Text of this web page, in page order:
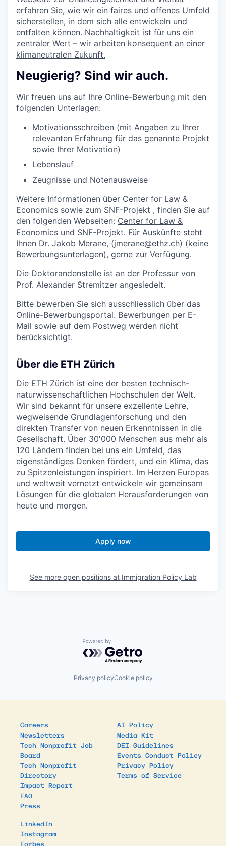
erfahren Sie, wie wir ein faires und offenes Umfeld
sicherstellen, in dem sich alle entwickeln und
entfalten können. Nachhaltigkeit ist für uns ein
zentraler Wert – wir arbeiten konsequent an einer
klimaneutralen Zukunft.
Neugierig? Sind wir auch.
Wir freuen uns auf Ihre Online-Bewerbung mit den
folgenden Unterlagen:
Motivationsschreiben (mit Angaben zu Ihrer
relevanten Erfahrung für das genannte Projekt
sowie Ihrer Motivation)
Lebenslauf
Zeugnisse und Notenausweise
Weitere Informationen über Center for Law &
Economics sowie zum SNF-Projekt , finden Sie auf
den folgenden Webseiten: Center for Law &
Economics und SNF-Projekt. Für Auskünfte steht
Ihnen Dr. Jakob Merane, (jmerane@ethz.ch) (keine
Bewerbungsunterlagen), gerne zur Verfügung.
Die Doktorandenstelle ist an der Professur von
Prof. Alexander Stremitzer angesiedelt.
Bitte bewerben Sie sich ausschliesslich über das
Online-Bewerbungsportal. Bewerbungen per E-
Mail sowie auf dem Postweg werden nicht
berücksichtigt.
Über die ETH Zürich
Die ETH Zürich ist eine der besten technisch-
naturwissenschaftlichen Hochschulen der Welt.
Wir sind bekannt für unsere exzellente Lehre,
wegweisende Grundlagenforschung und den
direkten Transfer von neuen Erkenntnissen in die
Gesellschaft. Über 30'000 Menschen aus mehr als
120 Ländern finden bei uns ein Umfeld, das
eigenständiges Denken fördert, und ein Klima, das
zu Spitzenleistungen inspiriert. Im Herzen Europas
und weltweit vernetzt entwickeln wir gemeinsam
Lösungen für die globalen Herausforderungen von
heute und morgen.
Apply now
See more open positions at Immigration Policy Lab
Powered by Getro.com
Privacy policyCookie policy
Careers
Newsletters
Tech Nonprofit Job
Board
Tech Nonprofit
Directory
Impact Report
FAQ
Press
AI Policy
Media Kit
DEI Guidelines
Events Conduct Policy
Privacy Policy
Terms of Service
LinkedIn
Instagram
Forbes